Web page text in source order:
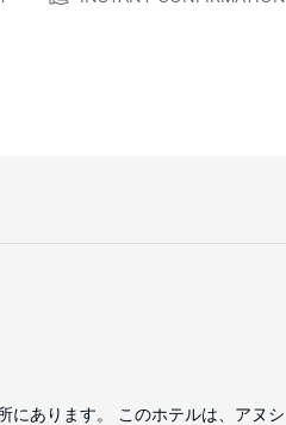
にあります。 このホテルは、アヌシ